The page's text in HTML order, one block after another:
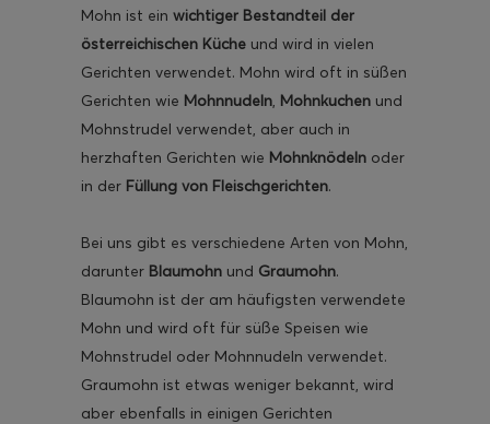
Mohn ist ein wichtiger Bestandteil der
österreichischen Küche und wird in vielen
Gerichten verwendet. Mohn wird oft in süßen
Gerichten wie Mohnnudeln, Mohnkuchen und
Mohnstrudel verwendet, aber auch in
herzhaften Gerichten wie Mohnknödeln oder
in der Füllung von Fleischgerichten.
Bei uns gibt es verschiedene Arten von Mohn,
darunter Blaumohn und Graumohn.
Blaumohn ist der am häufigsten verwendete
Mohn und wird oft für süße Speisen wie
Mohnstrudel oder Mohnnudeln verwendet.
Graumohn ist etwas weniger bekannt, wird
aber ebenfalls in einigen Gerichten